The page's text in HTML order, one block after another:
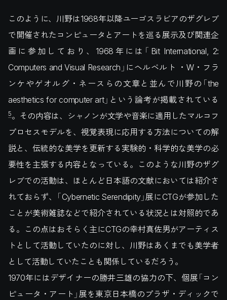
このように、川野は1968年以降ユーゴスラビアのザグレブ
で開催されたコンピュータとアートを巡る展示及び関連企
画に参加しており、1968年には「Bit International, 2:
Computers and Visual Research」にヘルベルト ・W・フラ
ンケやゲオルグ・ネースらの文章と並んで川野の「the
aesthetics for computer art」という論考が掲載されている
5。その内容は、シャノンが文学や音楽に適用したマルコフ
プロセスモデルを、視覚表現に応用する方法についての解
説と、伝統的な美学を更新する実験的・科学的な美学の必
要性を主張する内容となっている。このような川野のザグ
レブでの活動は、ほとんど日本語の文献においては紹介さ
れておらず、「Cybernetic Serendipity」展にCTGが参加した
ことが美術雑誌などで紹介されている状況とは対照的であ
る。この点はおそらく主にCTGの幸村真佐男がアーティス
トとして活動していたのに対し、川野はあくまでも美学者
として活動していたことも関係しているだろう。
1970年にはデザイナーの勝井三雄の協力の下、個展「コン
ピュータ・アート」展を東京日本橋のプラザ・ディックで